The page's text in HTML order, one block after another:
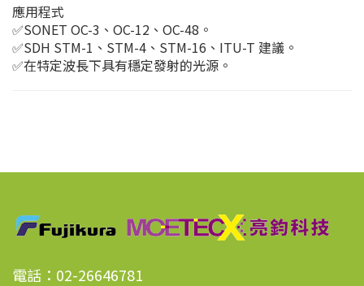
應用程式
✅SONET OC-3、OC-12、OC-48。
✅SDH STM-1、STM-4、STM-16、ITU-T 建議。
✅在特定波長下具有穩定發射的光源。
電話：02-26646781